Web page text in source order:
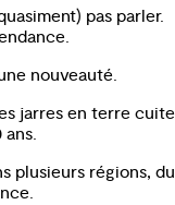
pas parler.
nouveauté.
jarres en terre cuite
plusieurs régions, du